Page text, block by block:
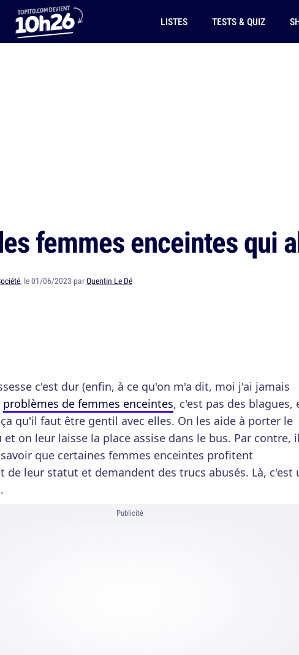
LISTES TESTS & QUIZ
femmes enceintes qui
, le 01/06/2023 parQuentin Le Dé
c'est dur (enfin, à ce qu'on m'a dit, moi j'ai jamais
problèmes de femmes enceintes, c'est pas des blagues,
qu'il faut être gentil avec elles. On les aide à porter le
et on leur laisse la place assise dans le bus. Par contre, il
que certaines femmes enceintes profitent
de leur statut et demandent des trucs abusés. Là, c'est
Publicité